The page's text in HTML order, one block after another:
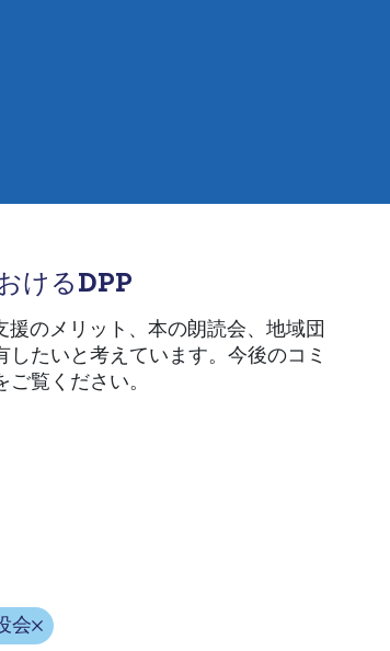
けるDPP
のメリット、本の朗読会、地域団
たいと考えています。今後のコミ
覧ください。
会